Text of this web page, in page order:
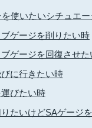
使いたいシチュエー
ブゲージを削りたい時
ブゲージを回復させた
に行きたい時
びたい時
たいけどSAゲージ